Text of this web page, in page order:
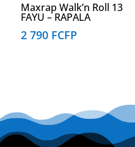
Maxrap Walk’n Roll 13
FAYU – RAPALA
2 790 FCFP